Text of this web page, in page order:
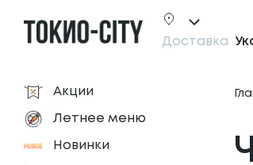
Доставка
Акции
Летнее меню
Новинки